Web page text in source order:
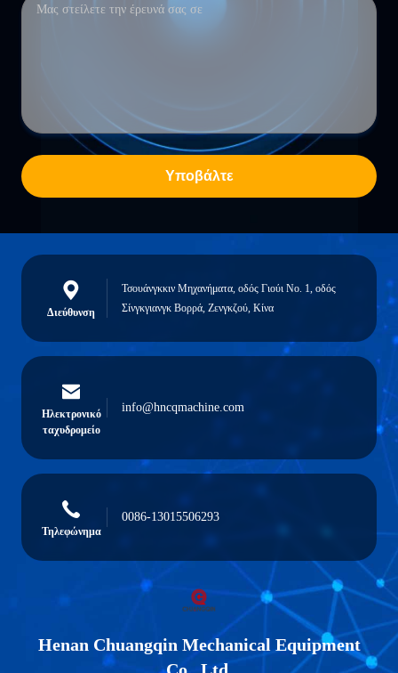
Υποβάλτε
Διεύθυνση
Τσουάνγκκιν Μηχανήματα, οδός Γιούι Νο. 1, οδός
Σίνγκγιανγκ Βορρά, Ζενγκζού, Κίνα
Ηλεκτρονικό
ταχυδρομείο
info@hncqmachine.com
Τηλεφώνημα
0086-13015506293
Henan Chuangqin Mechanical Equipment